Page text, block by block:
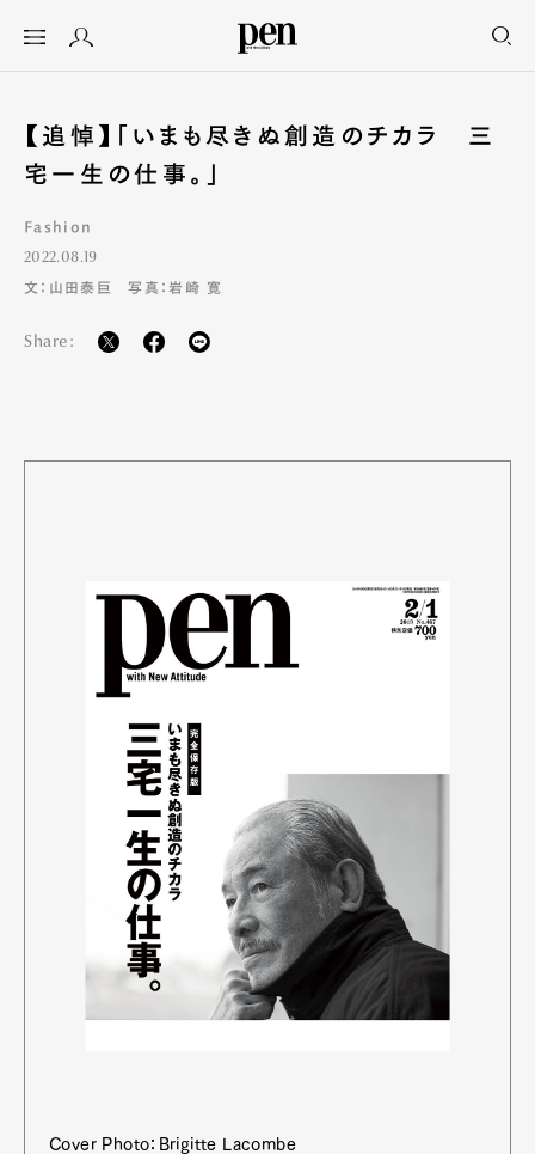
【追悼】「いまも尽きぬ創造のチカラ 三
宅一生の仕事。」
Fashion
2022.08.19
文：山田泰巨 写真：岩崎 寛
Share:
Cover Photo：Brigitte Lacombe